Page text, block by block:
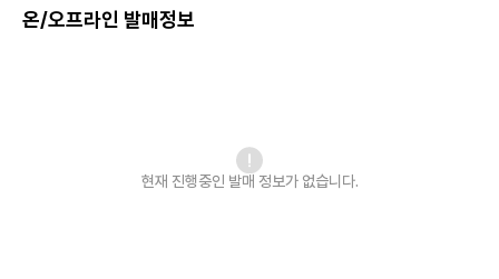
온/오프라인 발매정보
현재 진행중인 발매 정보가 없습니다.